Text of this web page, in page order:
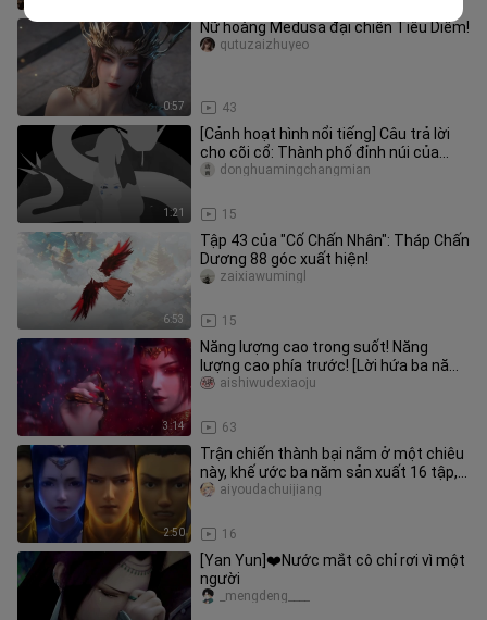
0:57
Nữ hoàng Medusa đại chiến Tiêu Diễm!
43
qutuzaizhuyeo
1:21
[Cảnh hoạt hình nổi tiếng] Câu trả lời
cho cõi cổ: Thành phố đỉnh núi của
Dragon Man Tình yêu? Bạch
15
donghuamingchangmian
6:53
Tập 43 của "Cố Chấn Nhân": Tháp Chấn
Dương 88 góc xuất hiện!
15
zaixiawumingl
3:14
Năng lượng cao trong suốt! Năng
lượng cao phía trước! [Lời hứa ba năm]
Phiên bản OP Reset - Sự kết t
63
aishiwudexiaoju
2:50
Trận chiến thành bại nằm ở một chiêu
này, khế ước ba năm sản xuất 16 tập,
liệu có thể vượt qua bài h
16
aiyoudachuijiang
[Yan Yun]❤️Nước mắt cô chỉ rơi vì một
người
_mengdeng____